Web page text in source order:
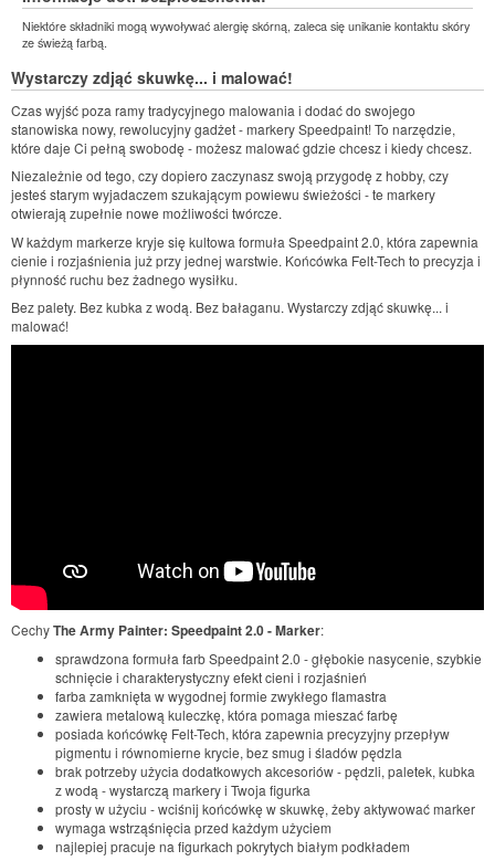
Niektóre składniki mogą wywoływać alergię skórną, zaleca się unikanie kontaktu skóry
ze świeżą farbą.
Wystarczy zdjąć skuwkę... i malować!
Czas wyjść poza ramy tradycyjnego malowania i dodać do swojego
stanowiska nowy, rewolucyjny gadżet - markery Speedpaint! To narzędzie,
które daje Ci pełną swobodę - możesz malować gdzie chcesz i kiedy chcesz.
Niezależnie od tego, czy dopiero zaczynasz swoją przygodę z hobby, czy
jesteś starym wyjadaczem szukającym powiewu świeżości - te markery
otwierają zupełnie nowe możliwości twórcze.
W każdym markerze kryje się kultowa formuła Speedpaint 2.0, która zapewnia
cienie i rozjaśnienia już przy jednej warstwie. Końcówka Felt-Tech to precyzja i
płynność ruchu bez żadnego wysiłku.
Bez palety. Bez kubka z wodą. Bez bałaganu. Wystarczy zdjąć skuwkę... i
malować!
CechyThe Army Painter: Speedpaint 2.0 - Marker:
sprawdzona formuła farb Speedpaint 2.0 - głębokie nasycenie, szybkie
schnięcie i charakterystyczny efekt cieni i rozjaśnień
farba zamknięta w wygodnej formie zwykłego flamastra
zawiera metalową kuleczkę, która pomaga mieszać farbę
posiada końcówkę Felt-Tech, która zapewnia precyzyjny przepływ
pigmentu i równomierne krycie, bez smug i śladów pędzla
brak potrzeby użycia dodatkowych akcesoriów - pędzli, paletek, kubka
z wodą - wystarczą markery i Twoja figurka
prosty w użyciu - wciśnij końcówkę w skuwkę, żeby aktywować marker
wymaga wstrząśnięcia przed każdym użyciem
najlepiej pracuje na figurkach pokrytych białym podkładem